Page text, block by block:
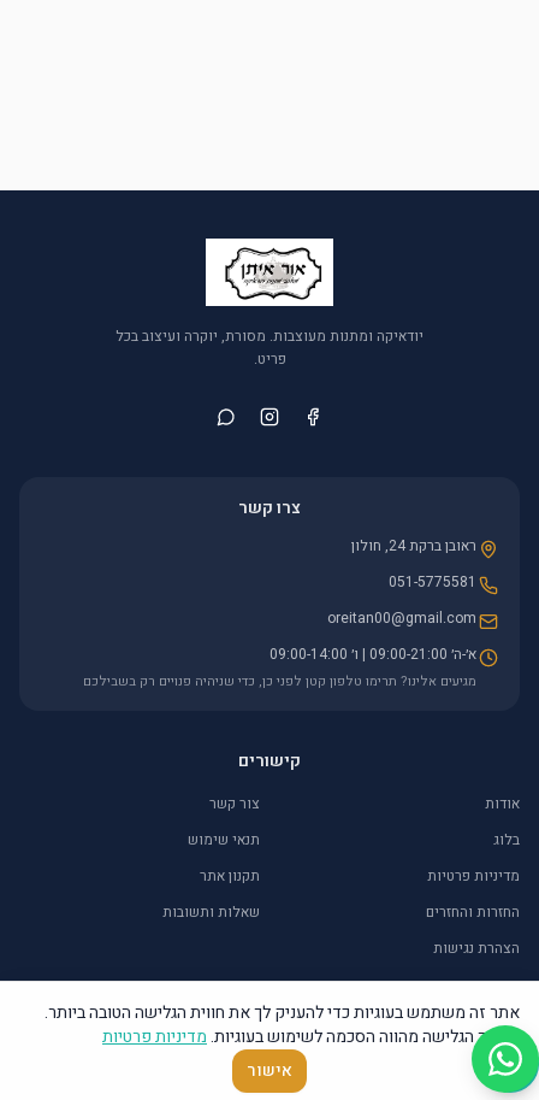
יודאיקה ומתנות מעוצבות. מסורת, יוקרה ועיצוב בכל
פריט.
צרו קשר
ראובן ברקת 24, חולון
051-5775581
oreitan00@gmail.com
א׳-ה׳ 09:00-21:00 | ו׳ 09:00-14:00
מגיעים אלינו? תרימו טלפון קטן לפני כן, כדי שניהיה פנויים רק בשבילכם
קישורים
אודות
צור קשר
בלוג
תנאי שימוש
מדיניות פרטיות
תקנון אתר
החזרות והחזרים
שאלות ותשובות
הצהרת נגישות
©
2026 אור איתן – יודאיקה ומתנות. כל הזכויות שמורות.
אתר זה משתמש בעוגיות כדי להעניק לך את חווית הגלישה הטובה ביותר.
המשך הגלישה מהווה הסכמה לשימוש בעוגיות.מדיניות פרטיות
אישור